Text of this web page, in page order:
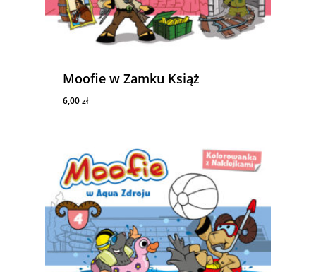
Moofie w Zamku Książ
6,00zł